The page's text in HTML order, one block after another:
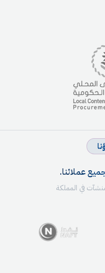
عملائنا.
في المملكة